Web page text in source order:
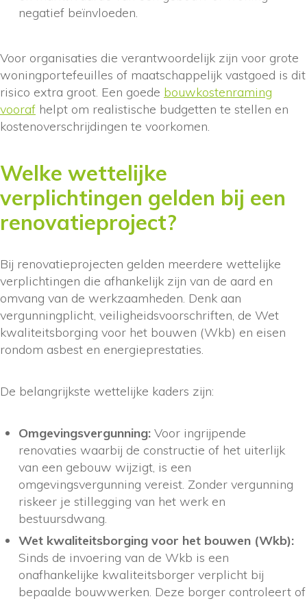
negatief beïnvloeden.
Voor organisaties die verantwoordelijk zijn voor grote
woningportefeuilles of maatschappelijk vastgoed is dit
risico extra groot. Een goede bouwkostenraming
vooraf helpt om realistische budgetten te stellen en
kostenoverschrijdingen te voorkomen.
Welke wettelijke
verplichtingen gelden bij een
renovatieproject?
Bij renovatieprojecten gelden meerdere wettelijke
verplichtingen die afhankelijk zijn van de aard en
omvang van de werkzaamheden. Denk aan
vergunningplicht, veiligheidsvoorschriften, de Wet
kwaliteitsborging voor het bouwen (Wkb) en eisen
rondom asbest en energieprestaties.
De belangrijkste wettelijke kaders zijn:
Omgevingsvergunning: Voor ingrijpende
renovaties waarbij de constructie of het uiterlijk
van een gebouw wijzigt, is een
omgevingsvergunning vereist. Zonder vergunning
riskeer je stillegging van het werk en
bestuursdwang.
Wet kwaliteitsborging voor het bouwen (Wkb):
Sinds de invoering van de Wkb is een
onafhankelijke kwaliteitsborger verplicht bij
bepaalde bouwwerken. Deze borger controleert of